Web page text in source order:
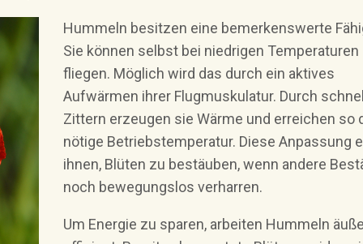
Hummeln besitzen eine bemerkenswerte
Sie können selbst bei niedrigen Temperaturen
fliegen. Möglich wird das durch ein aktives
Aufwärmen ihrer Flugmuskulatur. Durch
Zittern erzeugen sie Wärme und erreichen so
nötige Betriebstemperatur. Diese Anpassung
ihnen, Blüten zu bestäuben, wenn andere
noch bewegungslos verharren.
Um Energie zu sparen, arbeiten Hummeln